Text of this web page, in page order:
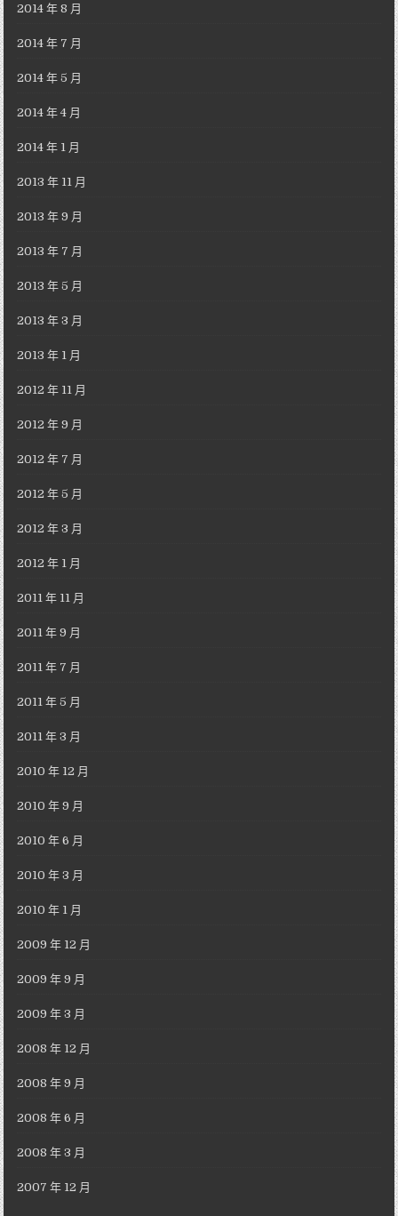
2014 年 8 月
2014 年 7 月
2014 年 5 月
2014 年 4 月
2014 年 1 月
2013 年 11 月
2013 年 9 月
2013 年 7 月
2013 年 5 月
2013 年 3 月
2013 年 1 月
2012 年 11 月
2012 年 9 月
2012 年 7 月
2012 年 5 月
2012 年 3 月
2012 年 1 月
2011 年 11 月
2011 年 9 月
2011 年 7 月
2011 年 5 月
2011 年 3 月
2010 年 12 月
2010 年 9 月
2010 年 6 月
2010 年 3 月
2010 年 1 月
2009 年 12 月
2009 年 9 月
2009 年 3 月
2008 年 12 月
2008 年 9 月
2008 年 6 月
2008 年 3 月
2007 年 12 月